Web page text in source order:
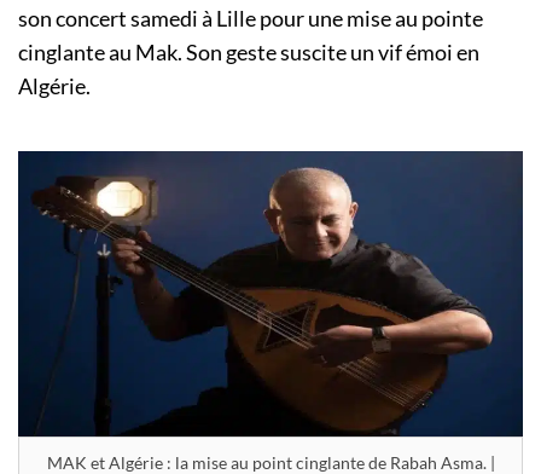
son concert samedi à Lille pour une mise au pointe
cinglante au Mak. Son geste suscite un vif émoi en
Algérie.
MAK et Algérie : la mise au point cinglante de Rabah Asma. |